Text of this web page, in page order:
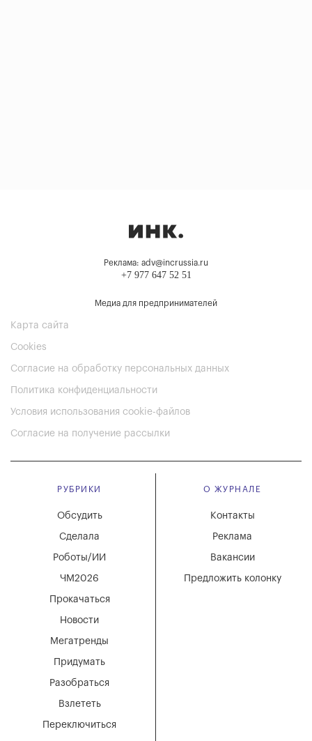
Реклама: adv@incrussia.ru
+7 977 647 52 51
Медиа для предпринимателей
Карта сайта
Cookies
Согласие на обработку персональных данных
Политика конфиденциальности
Условия использования cookie-файлов
Согласие на получение рассылки
РУБРИКИ
Мегатренды
Придумать
Разобраться
Взлететь
Новости
Переключиться
Обсудить
Сделала
Роботы/ИИ
ЧМ2026
Прокачаться
О ЖУРНАЛЕ
Вакансии
Реклама
Контакты
Предложить колонку